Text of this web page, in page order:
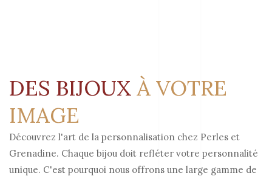
DES BIJOUX À VOTRE
IMAGE
Découvrez l'art de la personnalisation chez Perles et
Grenadine. Chaque bijou doit refléter votre personnalité
unique. C'est pourquoi nous offrons une large gamme de